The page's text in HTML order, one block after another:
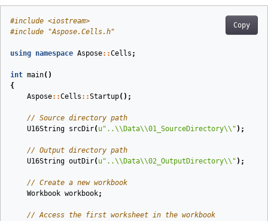
Copy
#include <iostream>
#include "Aspose.Cells.h"
using namespace Aspose::Cells ;
int main()
{
Aspose::Cells ::Startup();
// Source directory path
U16String srcDir( u"..\\ Data\\01_SourceDirectory\\ " ) ;
// Output directory path
U16String outDir( u"..\\ Data\\02_OutputDirectory\\ " ) ;
// Create a new workbook
Workbook workbook;
// Access the first worksheet in the workbook